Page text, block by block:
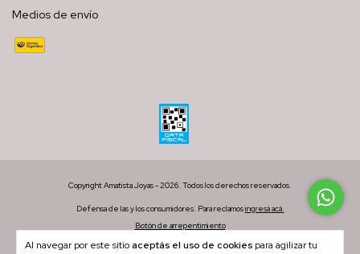
Al navegar por este sitio aceptás el uso de cookies para agilizar tu
Medios de envío
Copyright Amatista Joyas - 2026. Todos los derechos reservados.
Defensa de las y los consumidores. Para reclamosingresá acá.
Botón de arrepentimiento